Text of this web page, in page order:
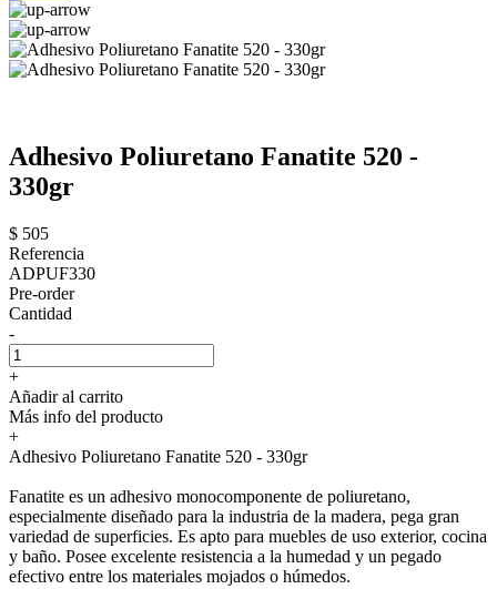
Adhesivo Poliuretano Fanatite 520 -
330gr
$ 505
Referencia
ADPUF330
Pre-order
Cantidad
-
+
Añadir al carrito
Más info del producto
+
Adhesivo Poliuretano Fanatite 520 - 330gr
Fanatite es un adhesivo monocomponente de poliuretano,
especialmente diseñado para la industria de la madera, pega gran
variedad de superficies. Es apto para muebles de uso exterior, cocina
y baño. Posee excelente resistencia a la humedad y un pegado
efectivo entre los materiales mojados o húmedos.